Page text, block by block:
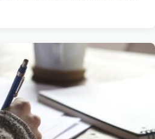
noastră. După o perioadă de